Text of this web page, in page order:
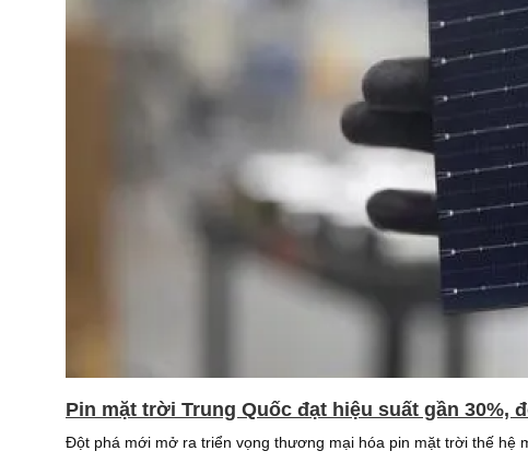
Pin mặt trời Trung Quốc đạt hiệu suất gần 30%,
Đột phá mới mở ra triển vọng thương mại hóa pin mặt trời thế hệ